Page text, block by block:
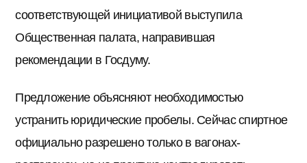
соответствующей инициативой выступила
Общественная палата, направившая
рекомендации в Госдуму.
Предложение объясняют необходимостью
устранить юридические пробелы. Сейчас спиртное
официально разрешено только в вагонах-